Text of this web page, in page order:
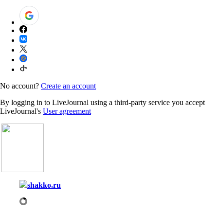
No account? Create an account
By logging in to LiveJournal using a third-party service you accept
LiveJournal's User agreement
shakko.ru